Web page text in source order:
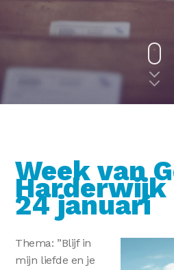
Week van
Harderwijk
24 januari
Thema: ”Blijf in
mijn liefde en je